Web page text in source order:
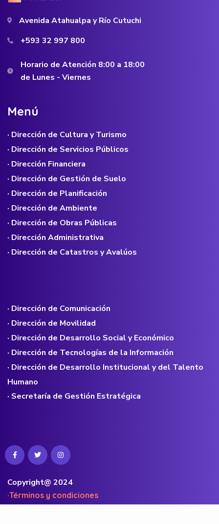
Avenida Atahualpa y Río Cutuchi
+593 32 997 800
Horario de Atención 8:00 a 18:00
de Lunes - Viernes
Menú
· Dirección de Cultura y Turismo
· Dirección de Servicios Públicos
· Dirección Financiera
· Dirección de Gestión de Suelo
· Dirección de Planificación
· Dirección de Ambiente
· Dirección de Obras Públicas
· Dirección Administrativa
· Dirección de Catastros y Avalúos
· Dirección de Comunicación
· Dirección de Movilidad
· Dirección de Desarrollo Social y Económico
· Dirección de Tecnologías de la Información
· Dirección de Desarrollo Institucional y del Talento
Humano
· Secretaría de Gestión Estratégica
Copyright@ 2024
·Términos y condiciones